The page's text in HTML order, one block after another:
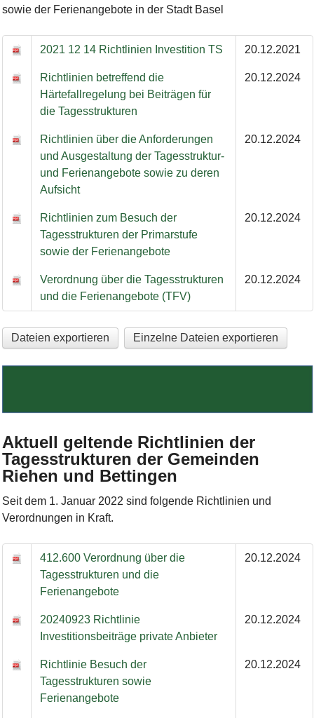
sowie der Ferienangebote in der Stadt Basel
2021 12 14 Richtlinien Investition TS 20.12.2021
Richtlinien betreffend die
Härtefallregelung bei Beiträgen für
die Tagesstrukturen
20.12.2024
Richtlinien über die Anforderungen
und Ausgestaltung der Tagesstruktur-
und Ferienangebote sowie zu deren
Aufsicht
20.12.2024
Richtlinien zum Besuch der
Tagesstrukturen der Primarstufe
sowie der Ferienangebote
20.12.2024
Verordnung über die Tagesstrukturen
und die Ferienangebote (TFV)
20.12.2024
Dateien exportieren Einzelne Dateien exportieren
Aktuell geltende Richtlinien der
Tagesstrukturen der Gemeinden
Riehen und Bettingen
Seit dem 1. Januar 2022 sind folgende Richtlinien und
Verordnungen in Kraft.
412.600 Verordnung über die
Tagesstrukturen und die
Ferienangebote
20.12.2024
20240923 Richtlinie
Investitionsbeiträge private Anbieter
20.12.2024
Richtlinie Besuch der
Tagesstrukturen sowie
Ferienangebote
20.12.2024